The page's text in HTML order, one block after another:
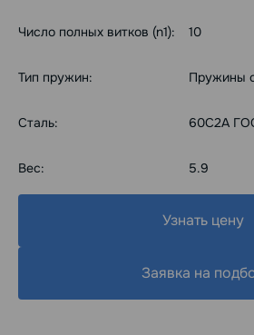
Число полных витков (n1): 10
Тип пружин: Пружины
Сталь: 60С2А
Вес: 5.9
Узнать цену
Заявка на